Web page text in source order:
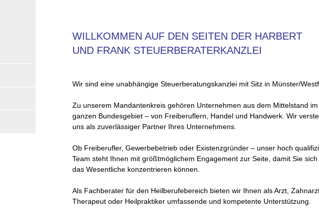
WILLKOMMEN AUF DEN SEITEN DER HARBERT
UND FRANK STEUERBERATERKANZLEI
Wir sind eine unabhängige Steuerberatungskanzlei mit Sitz in Münster/
Zu unserem Mandantenkreis gehören Unternehmen aus dem Mittelstand im
ganzen Bundesgebiet – von Freiberuflern, Handel und Handwerk. Wir
uns als zuverlässiger Partner Ihres Unternehmens.
Ob Freiberufler, Gewerbebetrieb oder Existenzgründer – unser hoch
Team steht Ihnen mit größtmöglichem Engagement zur Seite, damit Sie
das Wesentliche konzentrieren können.
Als Fachberater für den Heilberufebereich bieten wir Ihnen als Arzt,
Therapeut oder Heilpraktiker umfassende und kompetente Unterstützung.